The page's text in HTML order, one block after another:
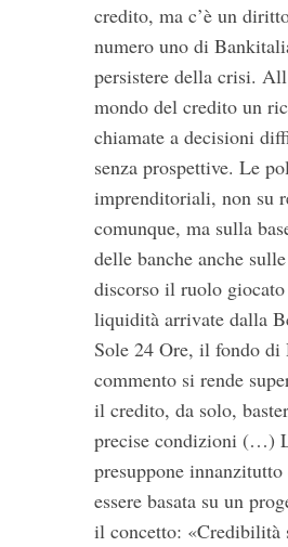
credito, ma c’è un
numero uno di
persistere della crisi.
mondo del credito un
chiamate a decisioni
senza prospettive. Le
imprenditoriali, non su
comunque, ma sulla
delle banche anche
discorso il ruolo
liquidità arrivate dalla
Sole 24 Ore, il fondo di
commento si rende
il credito, da solo,
precise condizioni (…)
presuppone
essere basata su un
il concetto: «Credibilità
S
e
a
c
h
f
o
: